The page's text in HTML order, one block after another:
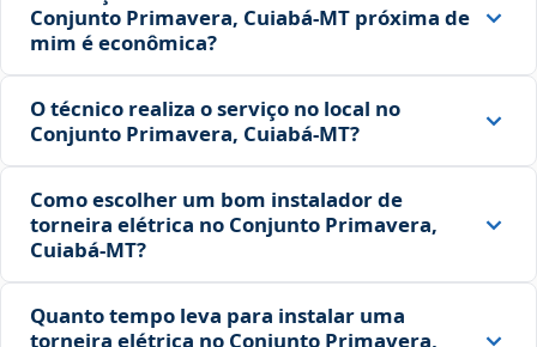
Conjunto Primavera, Cuiabá‑MT próxima de
mim é econômica?
O técnico realiza o serviço no local no
Conjunto Primavera, Cuiabá‑MT?
Como escolher um bom instalador de
torneira elétrica no Conjunto Primavera,
Cuiabá‑MT?
Quanto tempo leva para instalar uma
torneira elétrica no Conjunto Primavera,